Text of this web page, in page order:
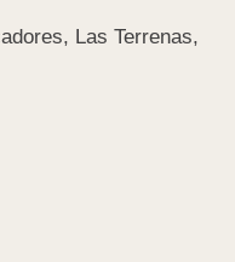
Las Terrenas,